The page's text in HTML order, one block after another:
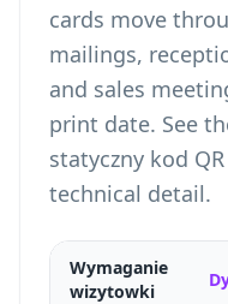
cards move
mailings,
and sales
print date. See
statyczny kod QR
technical detail.
Wymaganie
wizytowki